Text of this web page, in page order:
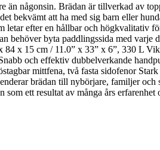
än någonsin. Brädan är tillverkad
bekvämt att ha med sig barn eller
efter en hållbar och högkvalitativ
byta paddlingssida med varje
x 15 cm / 11.0” x 33” x 6”, 330 L
och effektiv dubbelverkande
mittfena, två fasta sidofenor
brädan till nybörjare, familjer och
ett resultat av många års